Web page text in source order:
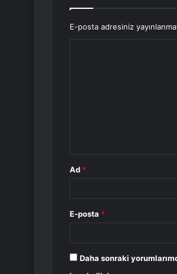
E-posta adresiniz
Ad *
E-posta *
Daha sonraki